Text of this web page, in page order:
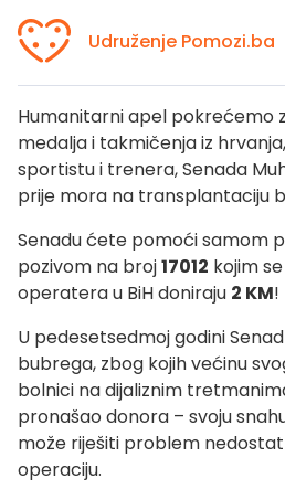
Udruženje Pomozi.ba
Humanitarni apel pokrećemo
medalja i takmičenja iz
sportistu i trenera, Senada
prije mora na transplantaciju
Senadu ćete pomoći samom
pozivom na broj17012 kojim
operatera u BiH doniraju 2 KM!
U pedesetsedmoj godini
bubrega, zbog kojih većinu
bolnici na dijaliznim
pronašao donora – svoju
može riješiti problem
operaciju.